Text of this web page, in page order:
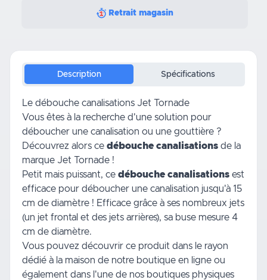
Retrait magasin
Description Spécifications
Le débouche canalisations Jet Tornade
Vous êtes à la recherche d'une solution pour
déboucher une canalisation ou une gouttière ?
Découvrez alors ce débouche canalisations de la
marque Jet Tornade !
Petit mais puissant, ce débouche canalisations est
efficace pour déboucher une canalisation jusqu'à 15
cm de diamètre ! Efficace grâce à ses nombreux jets
(un jet frontal et des jets arrières), sa buse mesure 4
cm de diamètre.
Vous pouvez découvrir ce produit dans le rayon
dédié à la maison de notre boutique en ligne ou
également dans l'une de nos boutiques physiques